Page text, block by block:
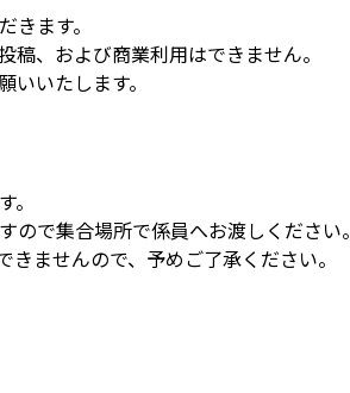
ます。
、および商業利用はできません。
いたします。
で集合場所で係員へお渡しください。
ませんので、予めご了承ください。